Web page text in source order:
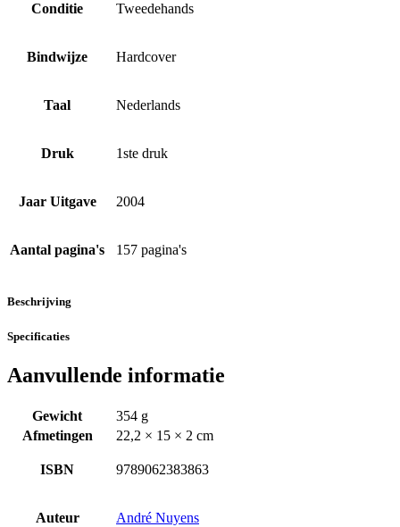
Conditie Tweedehands
Bindwijze Hardcover
Taal Nederlands
Druk 1ste druk
Jaar Uitgave 2004
Aantal pagina's 157 pagina's
Beschrijving
Specificaties
Aanvullende informatie
Gewicht
354 g
Afmetingen
22,2 × 15 × 2 cm
ISBN 9789062383863
Auteur André Nuyens